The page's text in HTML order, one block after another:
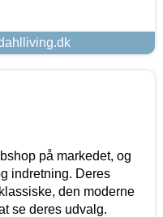
på markedet, og
indretning. Deres
den moderne
se deres udvalg.